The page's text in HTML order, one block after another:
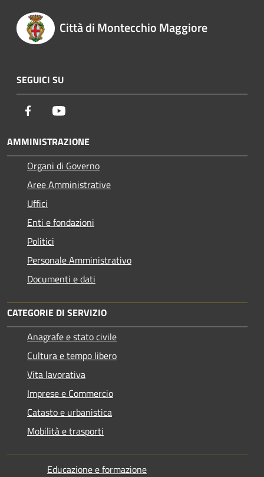
Città di Montecchio Maggiore
SEGUICI SU
Facebook
AMMINISTRAZIONE
Organi di Governo
Aree Amministrative
Uffici
Enti e fondazioni
Politici
Personale Amministrativo
Documenti e dati
CATEGORIE DI SERVIZIO
Anagrafe e stato civile
Cultura e tempo libero
Vita lavorativa
Imprese e Commercio
Catasto e urbanistica
Mobilità e trasporti
Educazione e formazione